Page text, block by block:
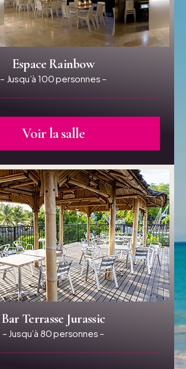
Espace Rainbow
– Jusqu’à 100 personnes –
Voir la salle
Bar Terrasse Jurassic
– Jusqu’à 80 personnes –